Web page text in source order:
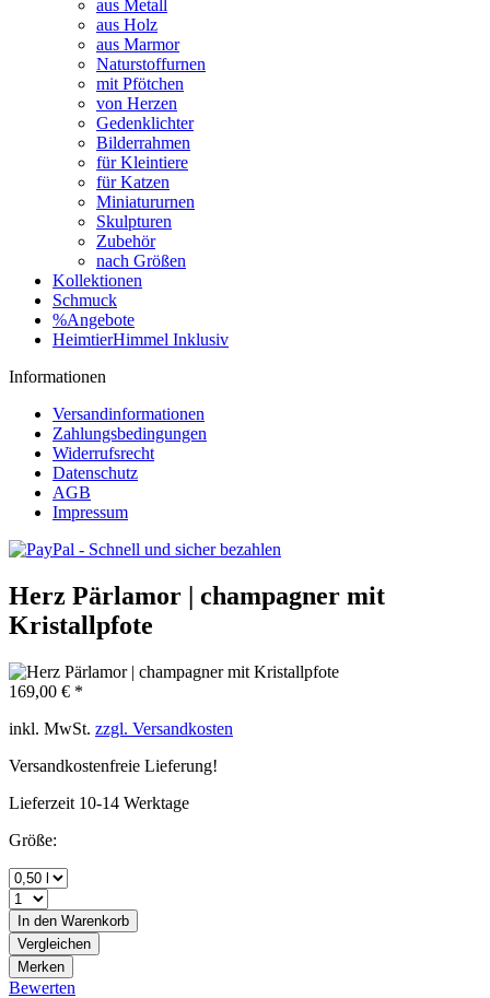
aus Metall
aus Holz
aus Marmor
Naturstoffurnen
mit Pfötchen
von Herzen
Gedenklichter
Bilderrahmen
für Kleintiere
für Katzen
Miniatururnen
Skulpturen
Zubehör
nach Größen
Kollektionen
Schmuck
%Angebote
HeimtierHimmel Inklusiv
Informationen
Versandinformationen
Zahlungsbedingungen
Widerrufsrecht
Datenschutz
AGB
Impressum
Herz Pärlamor | champagner mit
Kristallpfote
169,00 € *
inkl. MwSt. zzgl. Versandkosten
Versandkostenfreie Lieferung!
Lieferzeit 10-14 Werktage
Größe:
In den Warenkorb
Vergleichen
Merken
Bewerten